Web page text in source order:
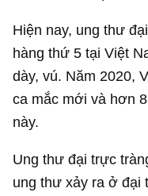
Hiện nay, ung thư
hàng thứ 5 tại Việt
dày, vú. Năm 2020,
ca mắc mới và hơn
này.
Ung thư đại trực
ung thư xảy ra ở đại